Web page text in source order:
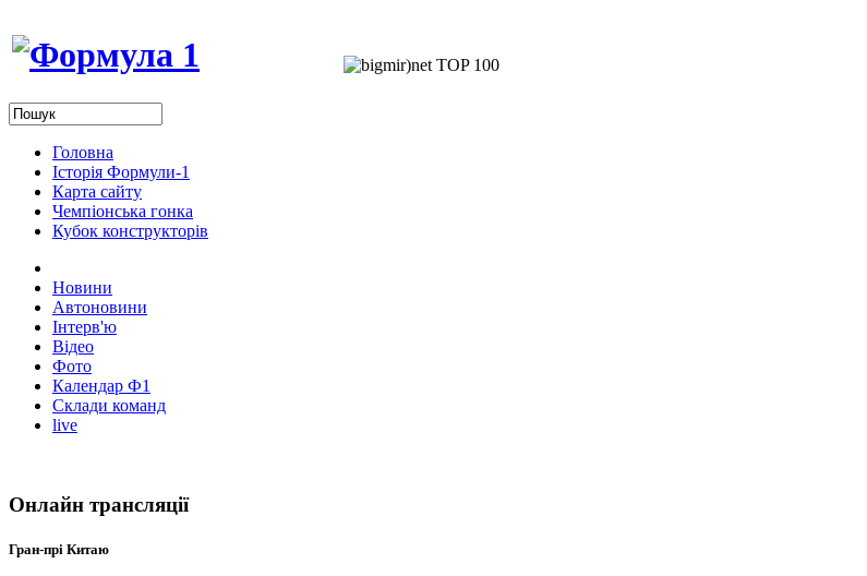
Головна
Історія Формули-1
Карта сайту
Чемпіонська гонка
Кубок конструкторів
Новини
Автоновини
Інтерв'ю
Відео
Фото
Календар Ф1
Склади команд
live
Онлайн трансляції
Гран-прі Китаю